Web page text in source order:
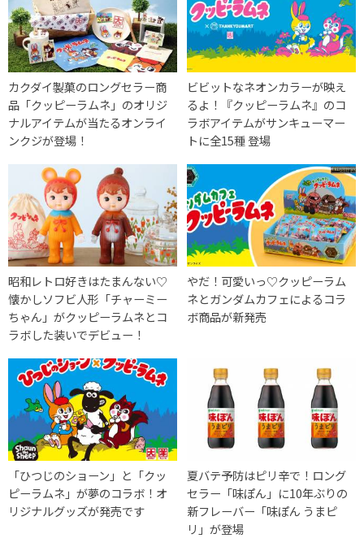
カクダイ製菓のロングセラー商
品「クッピーラムネ」のオリジ
ナルアイテムが当たるオンライ
ンクジが登場！
ビビットなネオンカラーが映え
るよ！『クッピーラムネ』のコ
ラボアイテムがサンキューマー
トに全15種 登場
昭和レトロ好きはたまんない♡
懐かしソフビ人形「チャーミー
ちゃん」がクッピーラムネとコ
ラボした装いでデビュー！
やだ！可愛いっ♡クッピーラム
ネとガンダムカフェによるコラ
ボ商品が新発売
「ひつじのショーン」と「クッ
ピーラムネ」が夢のコラボ！オ
リジナルグッズが発売です
夏バテ予防はピリ辛で！ロング
セラー「味ぽん」に10年ぶりの
新フレーバー「味ぽん うまピ
リ」が登場